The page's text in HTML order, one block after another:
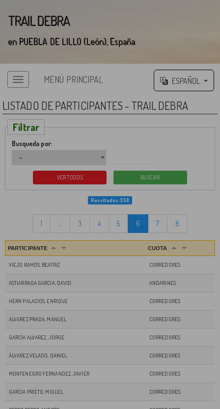
TRAIL DEBRA
en PUEBLA DE LILLO (León), España
';
Menú principalMENÚ PRINCIPAL ESPAÑOL
LISTADO DE PARTICIPANTES - TRAIL DEBRA
Filtrar
Busqueda por:
Resultados: 358
1 3 4 5 6 7 8
PARTICIPANTE CUOTA
VIEJO RAMOS, BEATRIZ CORREDORES
ASTIARRAGA GARCIA, DAVID ANDARINES
HERN PALACIOS, ENRIQUE CORREDORES
ALVAREZ PRADA, MANUEL CORREDORES
GARCÍA ALVAREZ, JORGE CORREDORES
ÁLVAREZ VELADO, DANIEL CORREDORES
MONTENEGRO FERNANDEZ, JAVIER CORREDORES
GARCIA PRIETO, MIGUEL CORREDORES